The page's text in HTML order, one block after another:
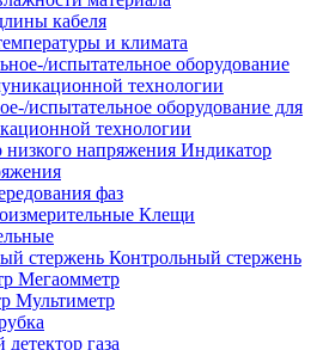
кабеля
и климата
испытательное оборудование для
технологии
Индикатор
фаз
Клещи
Контрольный стержень
Мегаомметр
Мультиметр
газа